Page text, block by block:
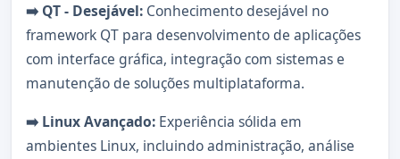
➡️ QT - Desejável: Conhecimento desejável no
framework QT para desenvolvimento de aplicações
com interface gráfica, integração com sistemas e
manutenção de soluções multiplataforma.
➡️ Linux Avançado: Experiência sólida em
ambientes Linux, incluindo administração, análise